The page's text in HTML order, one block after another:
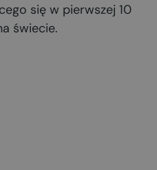
się w pierwszej 10
świecie.